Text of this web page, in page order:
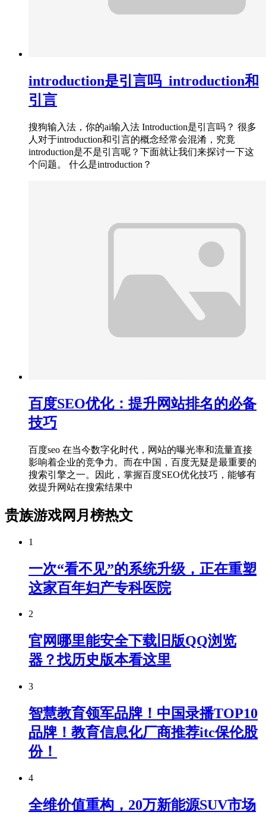
introduction是引言吗_introduction和
引言
搜狗输入法，你的ai输入法 Introduction是引言吗？ 很多
人对于introduction和引言的概念经常会混淆，究竟
introduction是不是引言呢？下面就让我们来探讨一下这
个问题。 什么是introduction？
百度SEO优化：提升网站排名的必备
技巧
百度seo 在当今数字化时代，网站的曝光率和流量直接
影响着企业的竞争力。而在中国，百度无疑是最重要的
搜索引擎之一。因此，掌握百度SEO优化技巧，能够有
效提升网站在搜索结果中
贵族游戏网月榜热文
1
一次“看不见”的系统升级，正在重塑
这家百年妇产专科医院
2
官网哪里能安全下载旧版QQ浏览
器？找历史版本看这里
3
智慧教育领军品牌！中国录播TOP10
品牌！教育信息化厂商推荐itc保伦股
份！
4
全维价值重构，20万新能源SUV市场